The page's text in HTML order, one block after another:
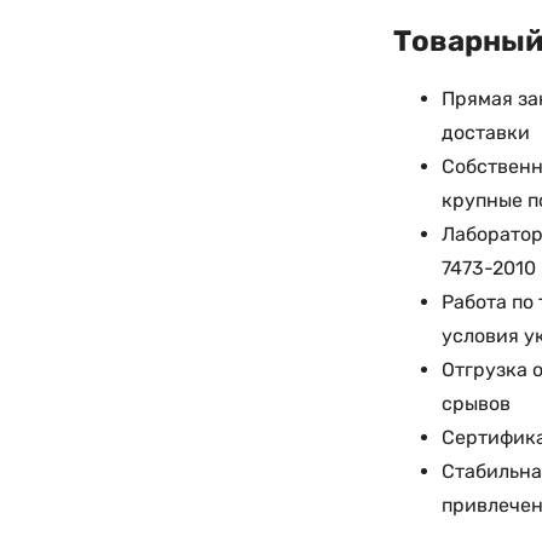
Товарный
Прямая
доставки
крупные
7473-2010
Работа
условия
Отгрузка
срывов